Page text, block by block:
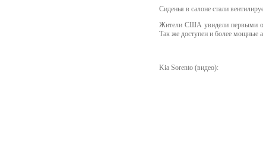
Сиденья в салоне стали
Жители США увидели первыми
Так же доступен и более мощные
Kia Sorento (видео):